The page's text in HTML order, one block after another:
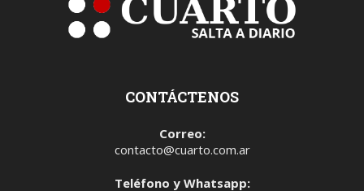
CONTÁCTENOS
Correo:
contacto@cuarto.com.ar
Teléfono y Whatsapp: